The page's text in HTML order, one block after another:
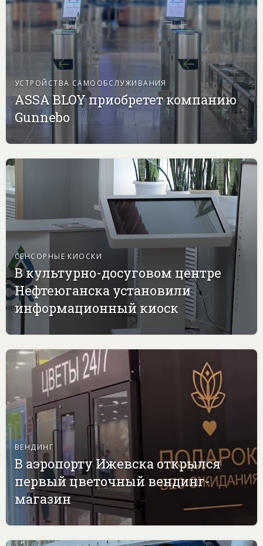
УСТРОЙСТВА САМООБСЛУЖИВАНИЯ
ASSA BLOY приобретет компанию
Gunnebo
СЕНСОРНЫЕ КИОСКИ
В культурно-досуговом центре
Нефтеюганска установили
информационный киоск
ВЕНДИНГ
В аэропорту Ижевска открылся
первый цветочный вендинг-
магазин